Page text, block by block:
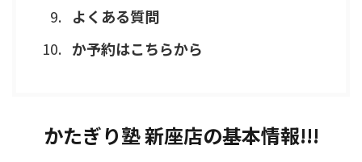
よくある質問
か予約はこちらから
かたぎり塾 新座店の基本情報!!!